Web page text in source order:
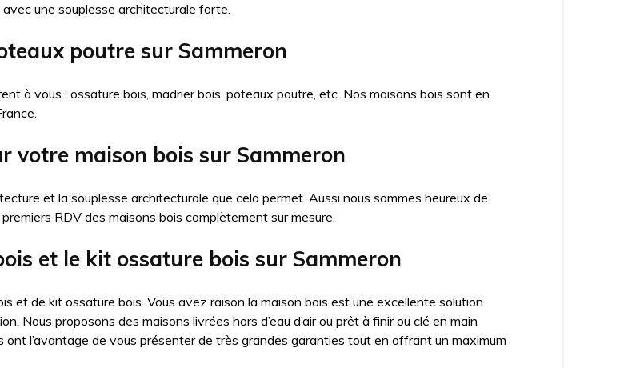
une souplesse architecturale forte.
poutre sur Sammeron
à vous : ossature bois, madrier bois, poteaux poutre, etc. Nos maisons bois sont en
votre maison bois sur Sammeron
et la souplesse architecturale que cela permet. Aussi nous sommes heureux de
RDV des maisons bois complètement sur mesure.
et le kit ossature bois sur Sammeron
et de kit ossature bois. Vous avez raison la maison bois est une excellente solution.
Nous proposons des maisons livrées hors d’eau d’air ou prêt à finir ou clé en main
l’avantage de vous présenter de très grandes garanties tout en offrant un maximum